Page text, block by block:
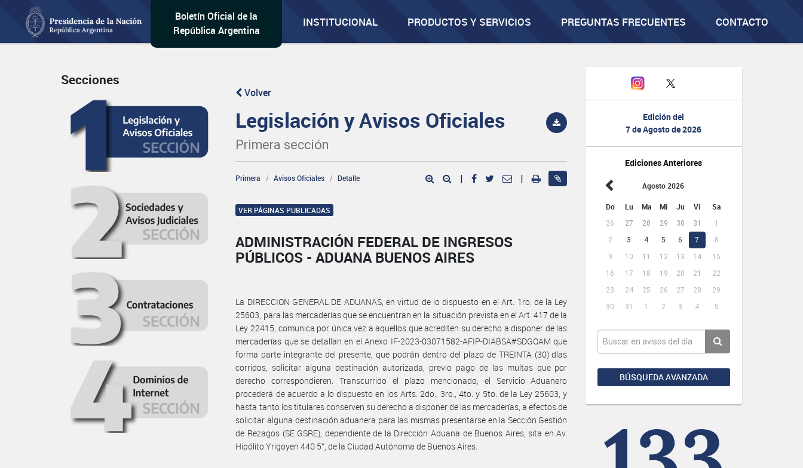
Boletín Oficial de la
República Argentina
INSTITUCIONAL PRODUCTOS Y SERVICIOS PREGUNTAS FRECUENTES CONTACTO
Edición del
7 de Agosto de 2026
Ediciones Anteriores
Agosto 2026
Do Lu Ma Mi Ju Vi Sa
26 27 28 29 30 31
1
2
3 4 5 6 7
8
9
10 11 12 13 14
15
16
17 18 19 20 21
22
23
24 25 26 27 28
29
30
31 1 2 3 4 5
BÚSQUEDA AVANZADA
Secciones
Volver
Legislación y Avisos Oficiales
Primera sección
Primera Avisos Oficiales Detalle | |
VER PÁGINAS PUBLICADAS
ADMINISTRACIÓN FEDERAL DE INGRESOS
PÚBLICOS - ADUANA BUENOS AIRES
La DIRECCION GENERAL DE ADUANAS, en virtud de lo dispuesto en el Art. 1ro. de la Ley
25603, para las mercaderías que se encuentran en la situación prevista en el Art. 417 de la
Ley 22415, comunica por única vez a aquellos que acrediten su derecho a disponer de las
mercaderías que se detallan en el Anexo IF-2023-03071582-AFIP-DIABSA#SDGOAM que
forma parte integrante del presente, que podrán dentro del plazo de TREINTA (30) días
corridos, solicitar alguna destinación autorizada, previo pago de las multas que por
derecho correspondieren. Transcurrido el plazo mencionado, el Servicio Aduanero
procederá de acuerdo a lo dispuesto en los Arts. 2do., 3ro., 4to. y 5to. de la Ley 25603, y
hasta tanto los titulares conserven su derecho a disponer de las mercaderías, a efectos de
solicitar alguna destinación aduanera para las mismas presentarse en la Sección Gestión
de Rezagos (SE GSRE), dependiente de la Dirección Aduana de Buenos Aires, sita en Av.
Hipólito Yrigoyen 440 5°, de la Ciudad Autónoma de Buenos Aires.